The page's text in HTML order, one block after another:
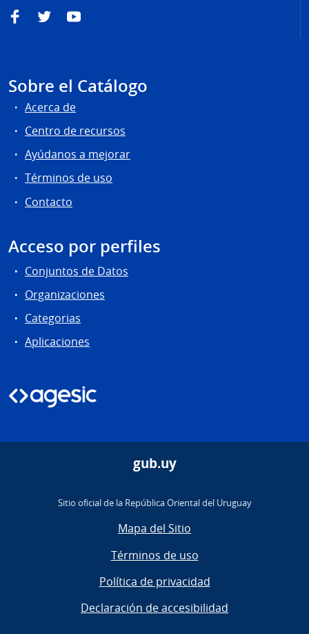
FacebookTwitterYouTube
Sobre el Catálogo
Acerca de
Centro de recursos
Ayúdanos a mejorar
Términos de uso
Contacto
Acceso por perfiles
Conjuntos de Datos
Organizaciones
Categorias
Aplicaciones
gub.uy
Sitio oficial de la República Oriental del Uruguay
Mapa del Sitio
Términos de uso
Política de privacidad
Declaración de accesibilidad